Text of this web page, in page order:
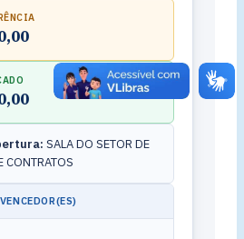
SALA DO SETOR DE
CONTRATOS